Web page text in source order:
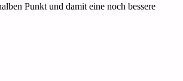
Punkt und damit eine noch bessere